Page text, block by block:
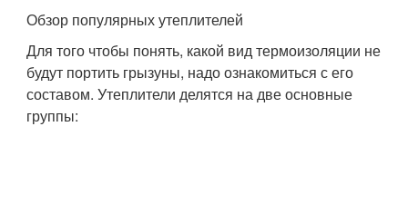
Обзор популярных утеплителей
Для того чтобы понять, какой вид термоизоляции не
будут портить грызуны, надо ознакомиться с его
составом. Утеплители делятся на две основные
группы: